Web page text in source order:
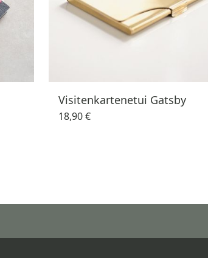
Visitenkartenetui Gatsby
18,90 €